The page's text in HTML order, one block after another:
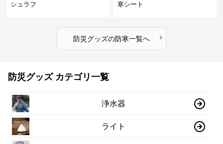
シュラフ
寒シート
防災グッズの防寒一覧へ ›
防災グッズ カテゴリ一覧
浄水器
ライト